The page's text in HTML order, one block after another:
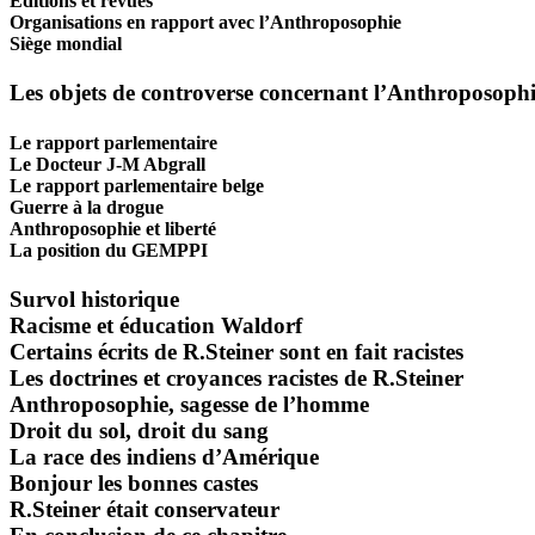
Organisations en rapport avec l’Anthroposophie
Siège mondial
Les objets de controverse concernant
Le rapport parlementaire
Le Docteur J-M Abgrall
Le rapport parlementaire belge
Guerre à la drogue
Anthroposophie et liberté
La position du GEMPPI
Survol historique
Racisme et éducation Waldorf
Certains écrits de R.Steiner sont en fait racistes
Les doctrines et croyances racistes de R.Steiner
Anthroposophie, sagesse de l’homme
Droit du sol, droit du sang
La race des indiens d’Amérique
Bonjour les bonnes castes
R.Steiner était conservateur